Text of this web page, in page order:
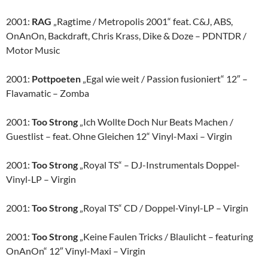
2001: RAG „Ragtime / Metropolis 2001“ feat. C&J, ABS,
OnAnOn, Backdraft, Chris Krass, Dike & Doze – PDNTDR /
Motor Music
2001: Pottpoeten „Egal wie weit / Passion fusioniert“ 12″ –
Flavamatic – Zomba
2001: Too Strong „Ich Wollte Doch Nur Beats Machen /
Guestlist – feat. Ohne Gleichen 12“ Vinyl-Maxi – Virgin
2001: Too Strong „Royal TS“ – DJ-Instrumentals Doppel-
Vinyl-LP – Virgin
2001: Too Strong „Royal TS“ CD / Doppel-Vinyl-LP – Virgin
2001: Too Strong „Keine Faulen Tricks / Blaulicht – featuring
OnAnOn“ 12″ Vinyl-Maxi – Virgin